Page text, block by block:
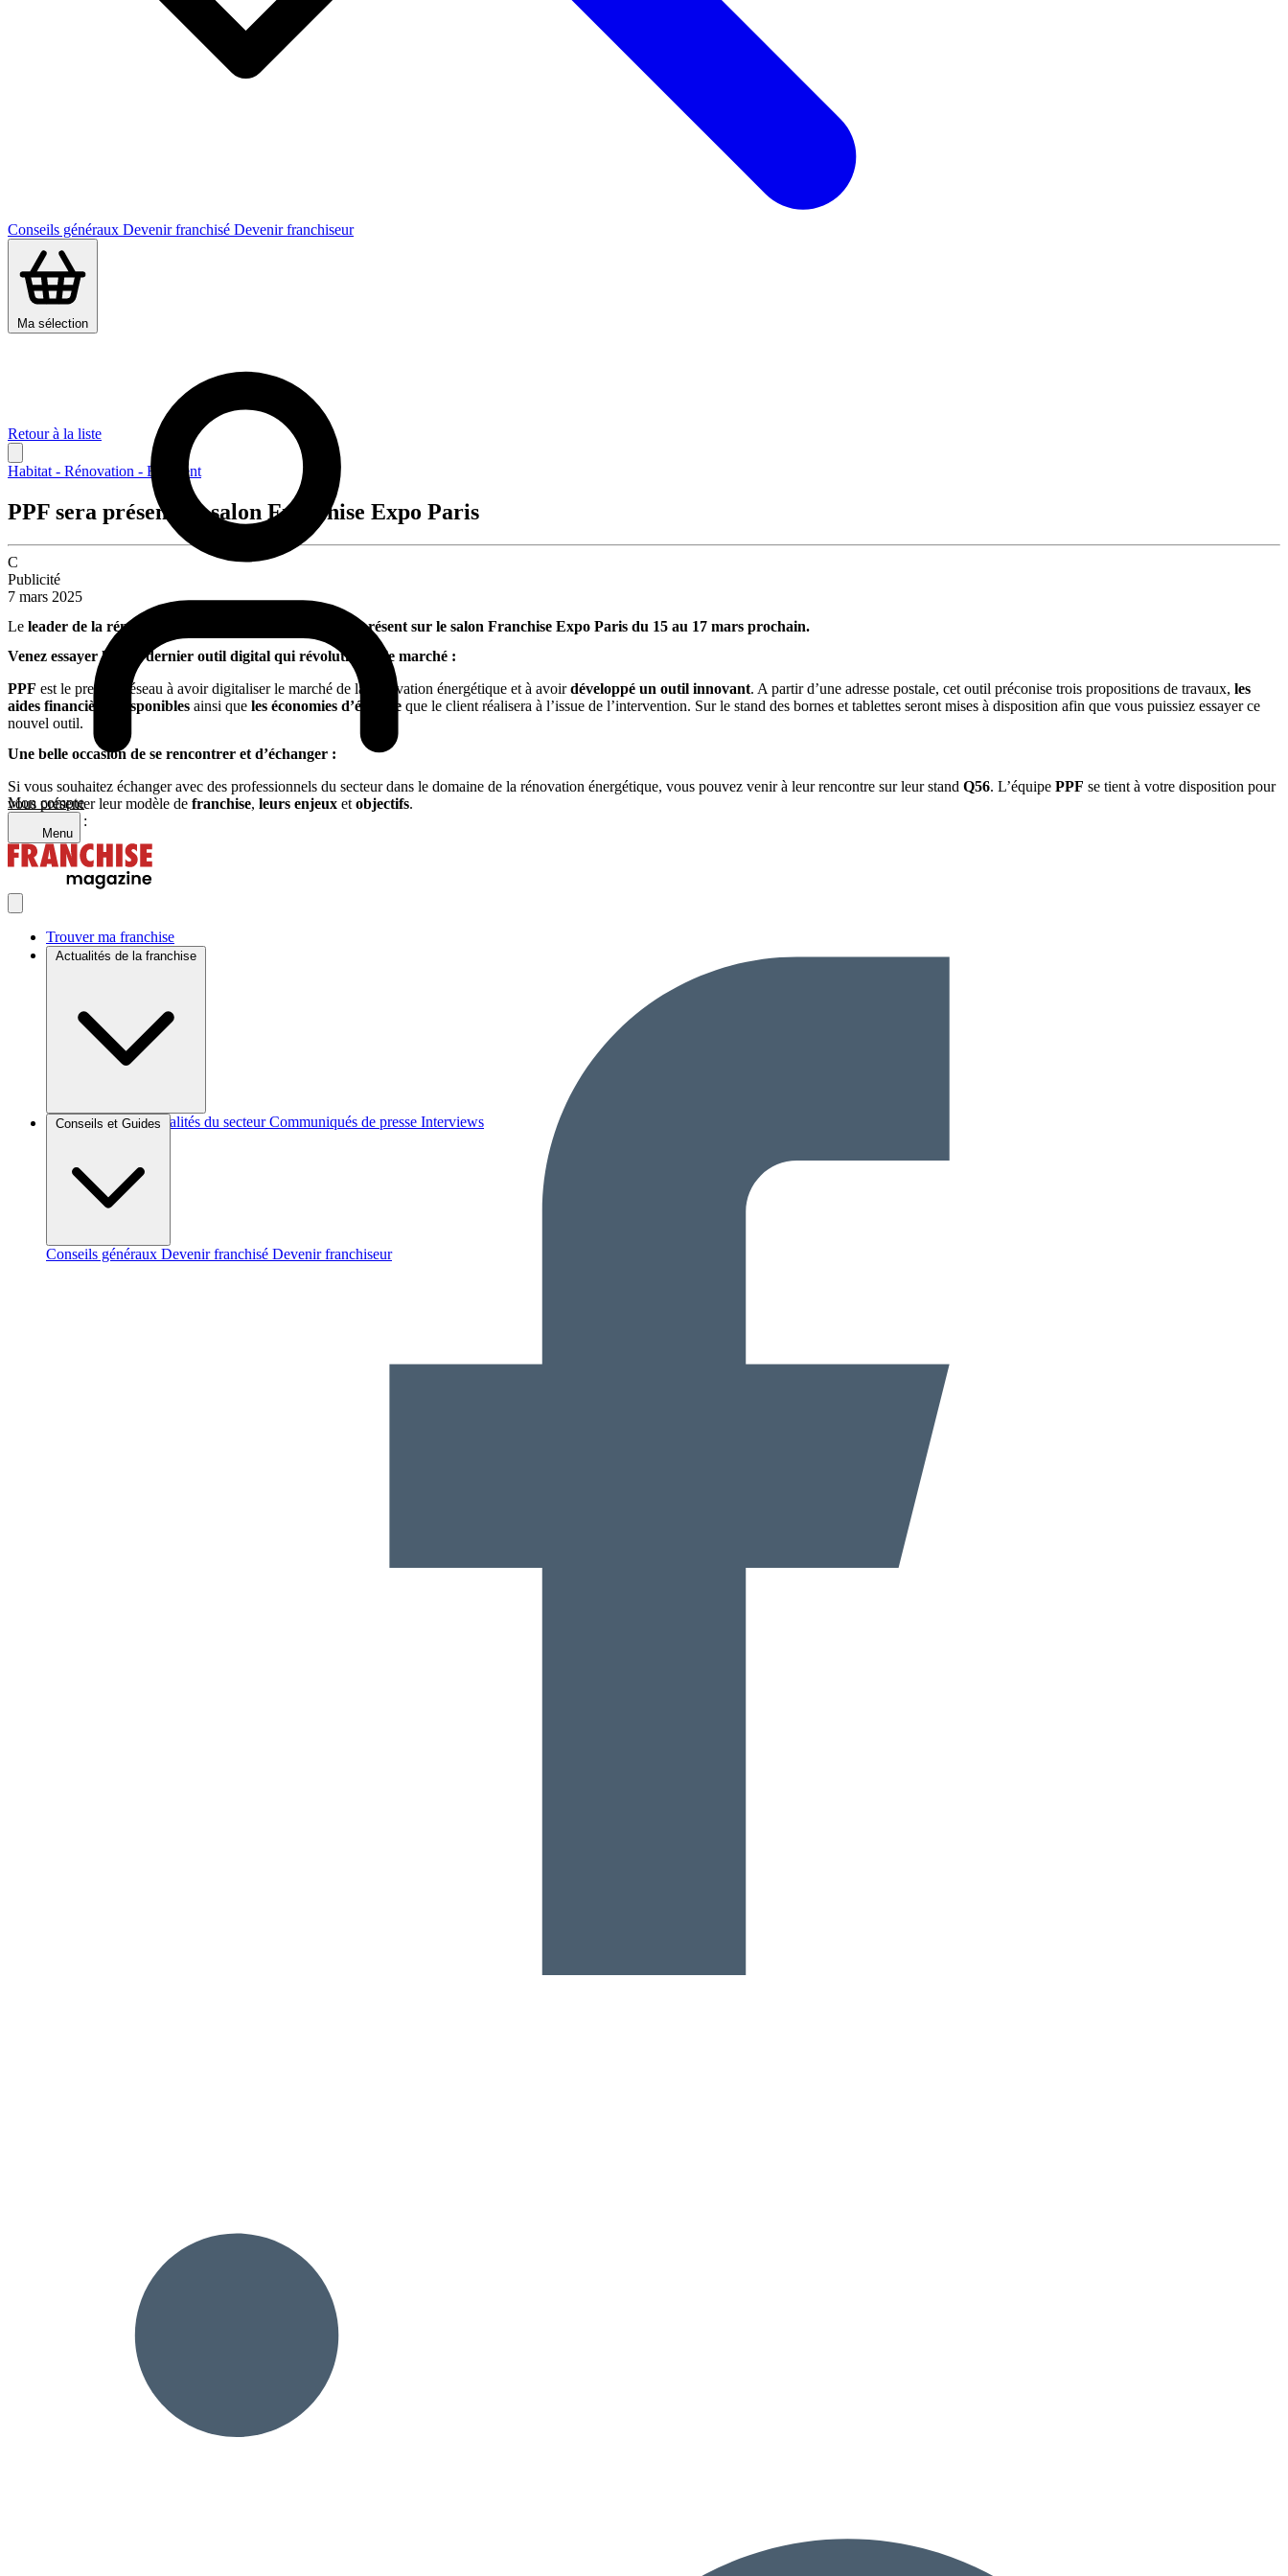
Conseils généraux Devenir franchisé Devenir franchiseur
Ma sélection
Mon compte
Menu
Trouver ma franchise
Actualités de la franchise
Brèves et actus Actualités du secteur Communiqués de presse Interviews
Conseils et Guides
Conseils généraux Devenir franchisé Devenir franchiseur
Retour à la liste
Habitat - Rénovation - Bâtiment
PPF sera présent au salon Franchise Expo Paris
C
Publicité
7 mars 2025
Le leader de la rénovation énergétique en France sera présent sur le salon Franchise Expo Paris du 15 au 17 mars prochain.
Venez essayer le tout dernier outil digital qui révolutionne le marché :
PPF est le premier réseau à avoir digitaliser le marché de la rénovation énergétique et à avoirdéveloppé un outil innovant. A partir d’une adresse postale, cet outil préconise trois propositions de travaux, les
aides financières disponibles ainsi que les économies d’énergie que le client réalisera à l’issue de l’intervention. Sur le stand des bornes et tablettes seront mises à disposition afin que vous puissiez essayer ce
nouvel outil.
Une belle occasion de se rencontrer et d’échanger :
Si vous souhaitez échanger avec des professionnels du secteur dans le domaine de la rénovation énergétique, vous pouvez venir à leur rencontre sur leur stand Q56. L’équipe PPF se tient à votre disposition pour
vous présenter leur modèle de franchise, leurs enjeux et objectifs.
Partager sur :